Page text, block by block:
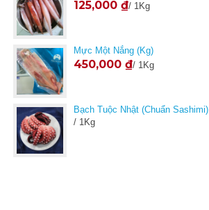
125,000 ₫/ 1Kg
Mực Một Nắng (kg)
450,000 ₫/ 1Kg
Bạch Tuộc Nhật (Chuẩn Sashimi)
/ 1Kg